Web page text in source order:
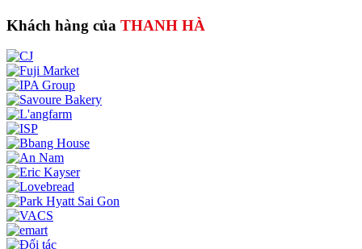
Khách hàng của THANH HÀ